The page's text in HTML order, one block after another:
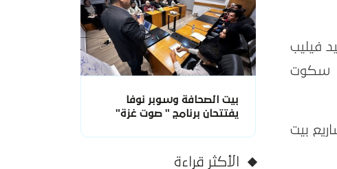
فيليب
سكوت
بيت
بيت الصحافة وسوبر نوفا
يفتتحان برنامج " صوت غزة"
الأكثر قراءة